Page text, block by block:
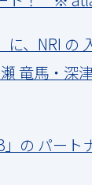
、NRI の
竜馬・深
の パート